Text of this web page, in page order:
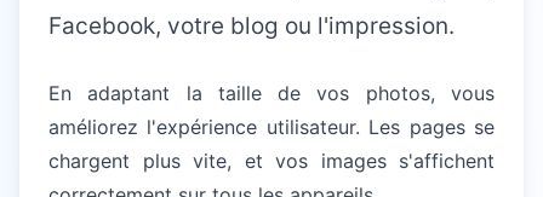
Facebook, votre blog ou l'impression.
En adaptant la taille de vos photos, vous
améliorez l'expérience utilisateur. Les pages se
chargent plus vite, et vos images s'affichent